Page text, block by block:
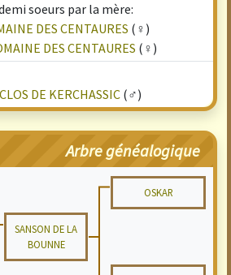
soeurs par la mère:
DES CENTAURES (♀)
DES CENTAURES (♀)
DE KERCHASSIC (♂)
Arbre généalogique
OSKAR
SANSON DE LA
BOUNNE